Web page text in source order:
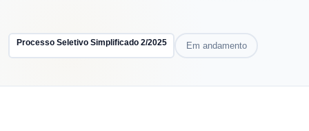
Processo Seletivo Simplificado 2/2025 Em andamento